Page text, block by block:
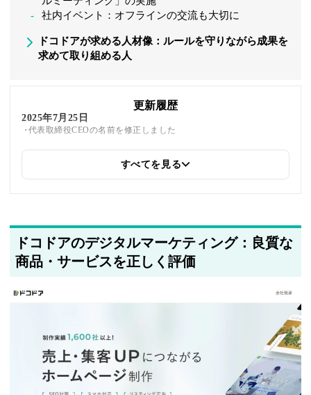
社内イベント：オフラインの交流も大切に
ドコドアが求める人材像：ルールを守りながら成果を
求めて取り組める人
更新履歴
2025年7月25日
代表取締役CEOの名前を修正しました
住所・事業内容・公式サイトURLを更新しました
2025年7月2日
関連企業の紹介を追加しました
2025年5月26日
すべてを見る
ドコドアのデジタルマーケティング：良質な
商品・サービスを正しく評価